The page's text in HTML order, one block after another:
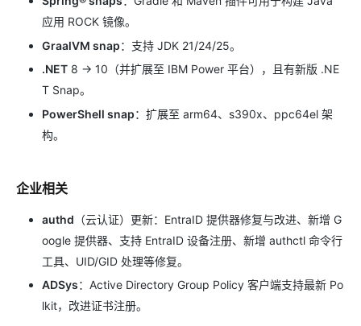
应用 ROCK 镜像。
GraalVM snap：支持 JDK 21/24/25。
.NET 8 → 10（并扩展至 IBM Power 平台），且有新版 .NE
T Snap。
PowerShell snap：扩展至 arm64、s390x、ppc64el 架
构。
企业相关
authd （云认证）更新：EntraID 提供器修复与改进、新增 G
oogle 提供器、支持 EntraID 设备注册、新增 authctl 命令行
工具、UID/GID 处理等修复。
ADSys：Active Directory Group Policy 客户端支持最新 Po
lkit，改进证书注册。